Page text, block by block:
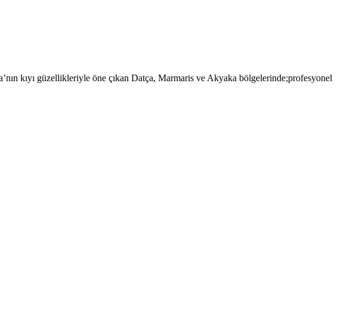
kıyı güzellikleriyle öne çıkan Datça, Marmaris ve Akyaka bölgelerinde;profesyonel